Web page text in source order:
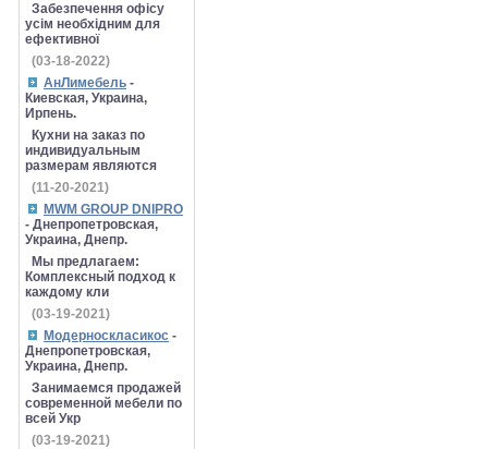
Забезпечення офісу
усім необхідним для
ефективної
(03-18-2022)
АнЛимебель -
Киевская, Украина,
Ирпень.
Кухни на заказ по
индивидуальным
размерам являются
(11-20-2021)
MWM GROUP DNIPRO
- Днепропетровская,
Украина, Днепр.
Мы предлагаем:
Комплексный подход к
каждому кли
(03-19-2021)
Модерноскласикос -
Днепропетровская,
Украина, Днепр.
Занимаемся продажей
современной мебели по
всей Укр
(03-19-2021)